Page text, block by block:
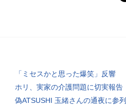
「ミセスかと思った爆笑」反響
ホリ、実家の介護問題に切実報告
偽ATSUSHI 玉緒さんの通夜に参列